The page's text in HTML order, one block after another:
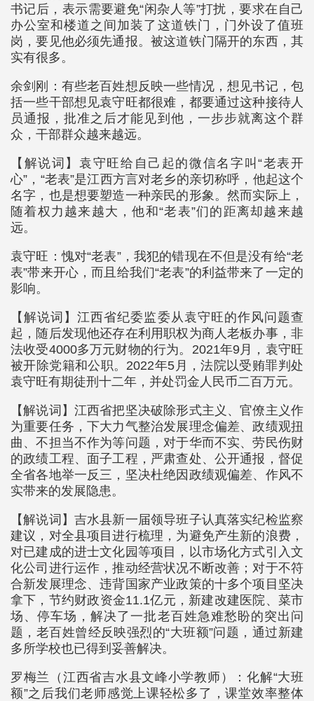
书记后，表示需要避免“闲杂人等”打扰，要求在自己
办公室和楼道之间加装了这道铁门，门外设了值班
岗，要见他必须先通报。被这道铁门隔开的东西，其
实有很多。
余剑刚：有些老百姓想反映一些情况，想见书记，包
括一些干部想见袁守旺都很难，都要通过这种接待人
员通报，批准之后才能见到他，一步步就离这个群
众，干部群众越来越远。
【解说词】袁守旺给自己起的微信名字叫“老表开
心”，“老表”是江西方言对老乡的亲切称呼，他起这个
名字，也是想要塑造一种亲民的形象。然而实际上，
随着权力越来越大，他和“老表”们的距离却越来越
远。
袁守旺：愧对“老表”，我犯的错现在不但是没有给“老
表”带来开心，而且给我们“老表”的利益带来了一定的
影响。
【解说词】江西省纪委监委从袁守旺的作风问题查
起，随后发现他还存在利用职权为商人老板办事，非
法收受4000多万元财物的行为。2021年9月，袁守旺
被开除党籍和公职。2022年5月，法院以受贿罪判处
袁守旺有期徒刑十二年，并处罚金人民币二百万元。
【解说词】江西省把坚决破除形式主义、官僚主义作
为重要任务，下大力气整治发展理念偏差、政绩观扭
曲、不担当不作为等问题，对于华而不实、劳民伤财
的政绩工程、面子工程，严肃查处、公开通报，督促
全省各地举一反三，坚决杜绝因政绩观偏差、作风不
实带来的发展隐患。
【解说词】吉水县新一届领导班子认真落实纪检监察
建议，对全县项目进行梳理，为避免产生新的浪费，
对已建成的进士文化园等项目，以市场化方式引入文
化公司进行运作，推动经营状况不断改善；对于不符
合新发展理念、违背国家产业政策的十多个项目坚决
拿下，节约财政资金11.1亿元，新建改建医院、菜市
场、停车场，解决了一批老百姓急难愁盼的突出问
题，老百姓曾经反映强烈的“大班额”问题，通过新建
多所学校也已得到妥善解决。
罗梅兰（江西省吉水县文峰小学教师）：化解“大班
额”之后我们老师感觉上课轻松多了，课堂效率整体